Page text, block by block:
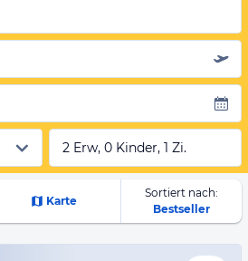
2 Erw, 0 Kinder, 1 Zi.
Karte
Sortiert nach:
Bestseller